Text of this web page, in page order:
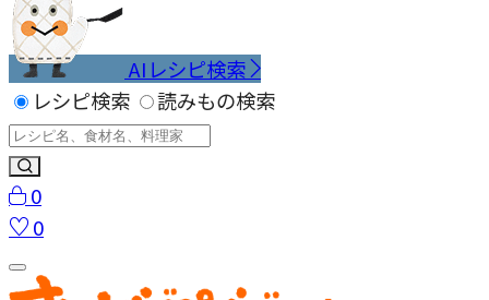
AIレシピ検索
レシピ検索
読みもの検索
0
0